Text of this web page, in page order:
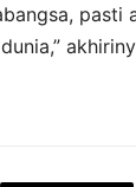
pasti